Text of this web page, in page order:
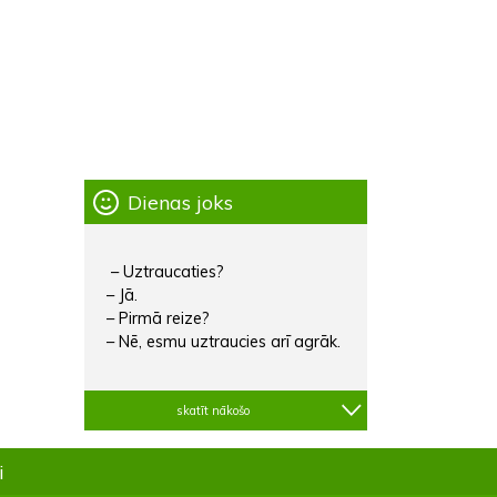
Dienas joks
– Uztraucaties?
– Jā.
– Pirmā reize?
– Nē, esmu uztraucies arī agrāk.
skatīt nākošo